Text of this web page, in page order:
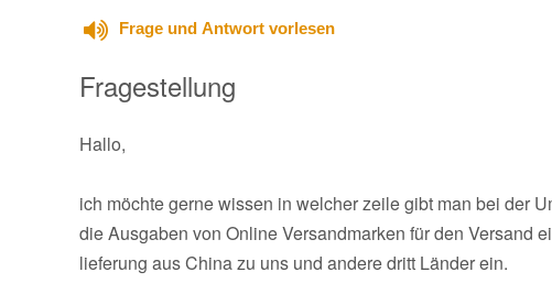
Frage und Antwort vorlesen
Fragestellung
Hallo,
ich möchte gerne wissen in welcher zeile gibt man bei der
die Ausgaben von Online Versandmarken für den Versand
lieferung aus China zu uns und andere dritt Länder ein.